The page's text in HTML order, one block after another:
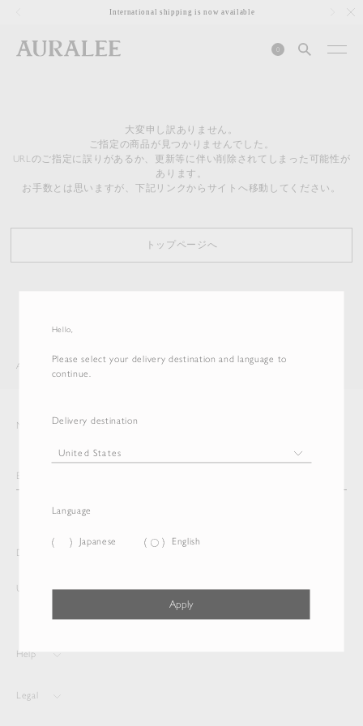
Hello,
Please select your delivery destination and language to
continue.
Delivery destination
Language
Japanese English
Apply
International shipping is now available
0
大変申し訳ありません。
ご指定の商品が見つかりませんでした。
URLのご指定に誤りがあるか、更新等に伴い削除されてしまった可能性が
あります。
お手数とは思いますが、下記リンクからサイトへ移動してください。
トップページへ
AURALEE ITEM
Newsletter
Delivery destination and Language
United States Japanese
Help
Legal